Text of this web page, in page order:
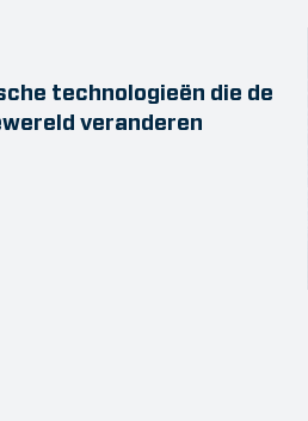
technologieën die de
veranderen